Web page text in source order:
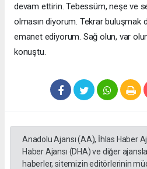
devam ettirin. Tebessüm, neşe ve
olmasın diyorum. Tekrar buluşmak
emanet ediyorum. Sağ olun, var
konuştu.
Anadolu Ajansı (AA), İhlas Haber
Haber Ajansı (DHA) ve diğer
haberler, sitemizin editörlerinin